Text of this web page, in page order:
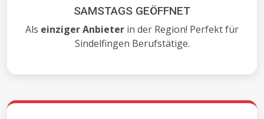
SAMSTAGS GEÖFFNET
Als einziger Anbieter in der Region! Perfekt für
Sindelfingen Berufstätige.